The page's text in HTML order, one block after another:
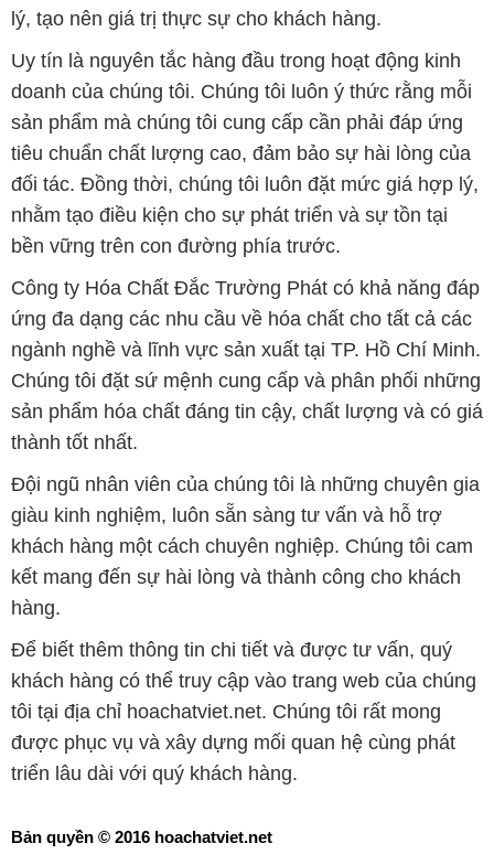
lý, tạo nên giá trị thực sự cho khách hàng.
Uy tín là nguyên tắc hàng đầu trong hoạt động kinh
doanh của chúng tôi. Chúng tôi luôn ý thức rằng mỗi
sản phẩm mà chúng tôi cung cấp cần phải đáp ứng
tiêu chuẩn chất lượng cao, đảm bảo sự hài lòng của
đối tác. Đồng thời, chúng tôi luôn đặt mức giá hợp lý,
nhằm tạo điều kiện cho sự phát triển và sự tồn tại
bền vững trên con đường phía trước.
Công ty Hóa Chất Đắc Trường Phát có khả năng đáp
ứng đa dạng các nhu cầu về hóa chất cho tất cả các
ngành nghề và lĩnh vực sản xuất tại TP. Hồ Chí Minh.
Chúng tôi đặt sứ mệnh cung cấp và phân phối những
sản phẩm hóa chất đáng tin cậy, chất lượng và có giá
thành tốt nhất.
Đội ngũ nhân viên của chúng tôi là những chuyên gia
giàu kinh nghiệm, luôn sẵn sàng tư vấn và hỗ trợ
khách hàng một cách chuyên nghiệp. Chúng tôi cam
kết mang đến sự hài lòng và thành công cho khách
hàng.
Để biết thêm thông tin chi tiết và được tư vấn, quý
khách hàng có thể truy cập vào trang web của chúng
tôi tại địa chỉ hoachatviet.net. Chúng tôi rất mong
được phục vụ và xây dựng mối quan hệ cùng phát
triển lâu dài với quý khách hàng.
Bản quyền © 2016 hoachatviet.net